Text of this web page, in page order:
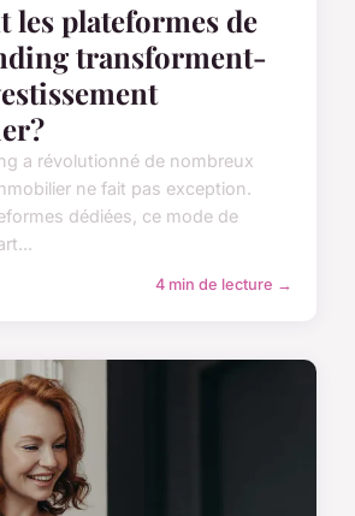
les plateformes de
transforment-
a révolutionné de nombreux
ne fait pas exception.
dédiées, ce mode de
4 min de lecture →